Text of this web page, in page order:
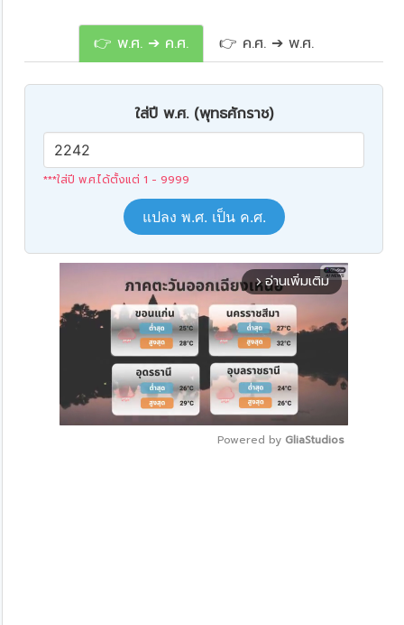
👉 พ.ศ. ➔ ค.ศ. 👉 ค.ศ. ➔ พ.ศ.
ใส่ปี พ.ศ. (พุทธศักราช)
***ใส่ปี พ.ศ.ได้ตั้งแต่ 1 - 9999
แปลง พ.ศ. เป็น ค.ศ.
arrow_forward_ios อ่านเพิ่มเติม
Powered by GliaStudios